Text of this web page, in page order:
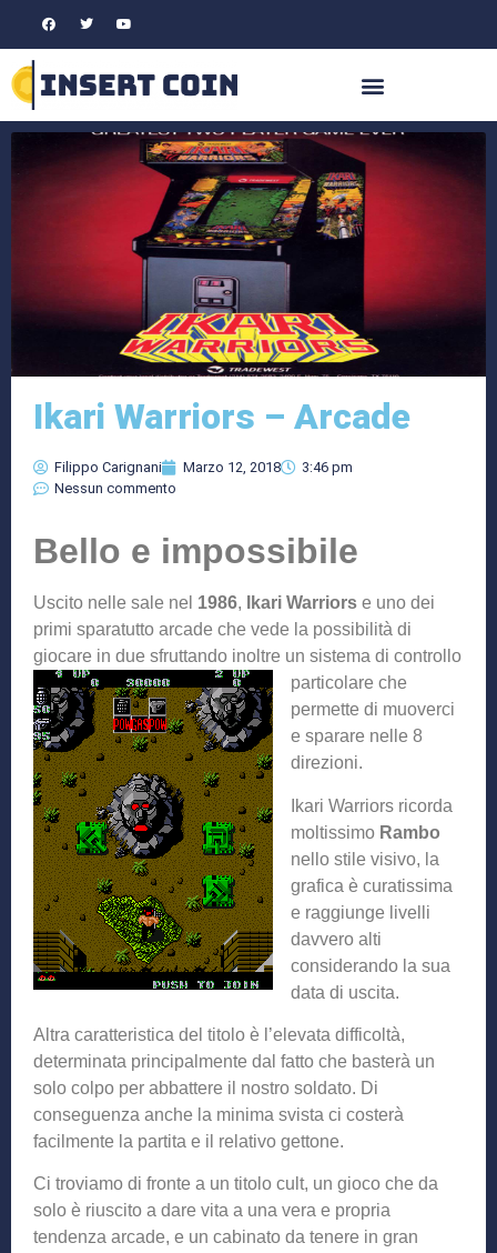
Ikari Warriors – Arcade
Filippo Carignani Marzo 12, 2018
3:46 pm
Nessun commento
Bello e impossibile
Uscito nelle sale nel 1986, Ikari Warriors e uno dei
primi sparatutto arcade che vede la possibilità di
giocare in due sfruttando inoltre un sistema di controllo
particolare che
permette di muoverci
e sparare nelle 8
direzioni.
Ikari Warriors ricorda
moltissimo Rambo
nello stile visivo, la
grafica è curatissima
e raggiunge livelli
davvero alti
considerando la sua
data di uscita.
Altra caratteristica del titolo è l’elevata difficoltà,
determinata principalmente dal fatto che basterà un
solo colpo per abbattere il nostro soldato. Di
conseguenza anche la minima svista ci costerà
facilmente la partita e il relativo gettone.
Ci troviamo di fronte a un titolo cult, un gioco che da
solo è riuscito a dare vita a una vera e propria
tendenza arcade, e un cabinato da tenere in gran